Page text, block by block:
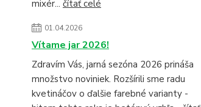
mixér... čítať celé
01.04.2026
Vítame jar 2026!
Zdravím Vás, jarná sezóna 2026 prináša
množstvo noviniek. Rozšírili sme radu
kvetináčov o ďalšie farebné varianty -